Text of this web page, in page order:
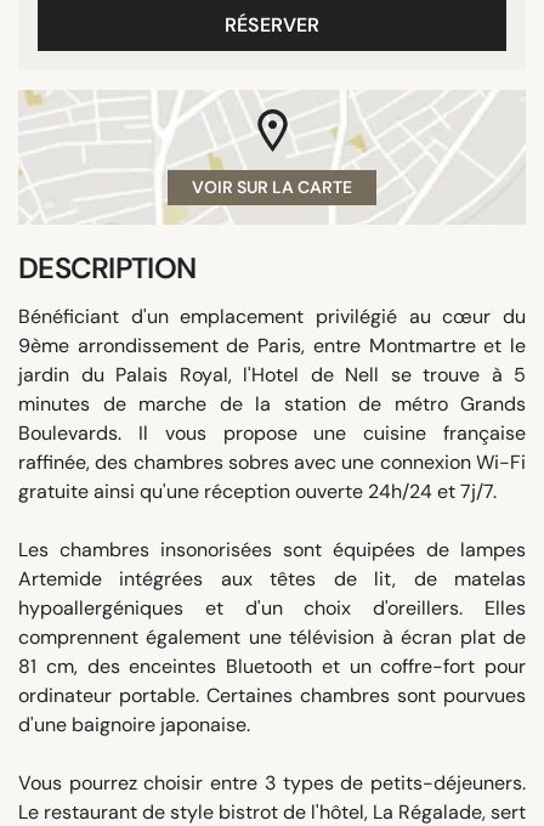
RÉSERVER
VOIR SUR LA CARTE
DESCRIPTION
Bénéficiant d'un emplacement privilégié au cœur du
9ème arrondissement de Paris, entre Montmartre et le
jardin du Palais Royal, l'Hotel de Nell se trouve à 5
minutes de marche de la station de métro Grands
Boulevards. Il vous propose une cuisine française
raffinée, des chambres sobres avec une connexion Wi-Fi
gratuite ainsi qu'une réception ouverte 24h/24 et 7j/7.
Les chambres insonorisées sont équipées de lampes
Artemide intégrées aux têtes de lit, de matelas
hypoallergéniques et d'un choix d'oreillers. Elles
comprennent également une télévision à écran plat de
81 cm, des enceintes Bluetooth et un coffre-fort pour
ordinateur portable. Certaines chambres sont pourvues
d'une baignoire japonaise.
Vous pourrez choisir entre 3 types de petits-déjeuners.
Le restaurant de style bistrot de l'hôtel, La Régalade, sert